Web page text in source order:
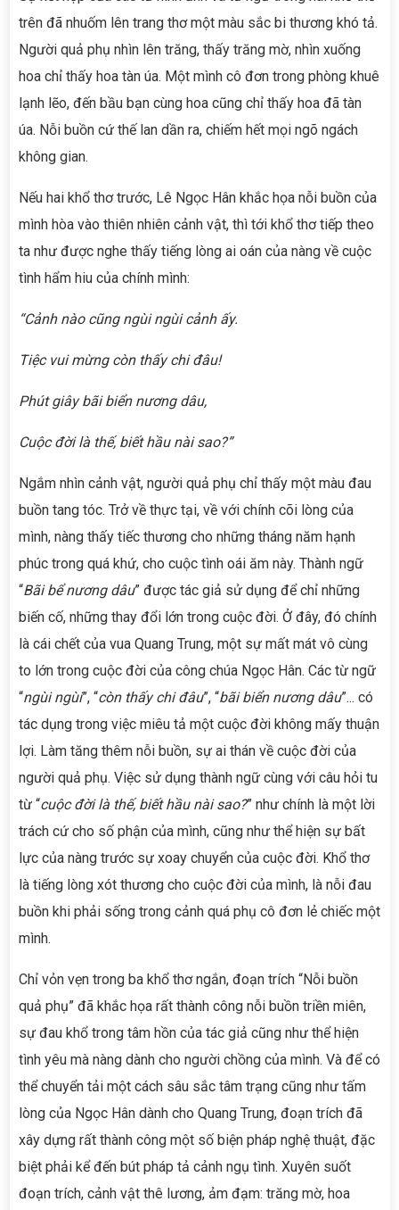
trên đã nhuốm lên trang thơ một màu sắc bi thương khó tả.
Người quả phụ nhìn lên trăng, thấy trăng mờ, nhìn xuống
hoa chỉ thấy hoa tàn úa. Một mình cô đơn trong phòng khuê
lạnh lẽo, đến bầu bạn cùng hoa cũng chỉ thấy hoa đã tàn
úa. Nỗi buồn cứ thế lan dần ra, chiếm hết mọi ngõ ngách
không gian.
Nếu hai khổ thơ trước, Lê Ngọc Hân khắc họa nỗi buồn của
mình hòa vào thiên nhiên cảnh vật, thì tới khổ thơ tiếp theo
ta như được nghe thấy tiếng lòng ai oán của nàng về cuộc
tình hẩm hiu của chính mình:
“Cảnh nào cũng ngùi ngùi cảnh ấy.
Tiệc vui mừng còn thấy chi đâu!
Phút giây bãi biển nương dâu,
Cuộc đời là thế, biết hầu nài sao?”
Ngắm nhìn cảnh vật, người quả phụ chỉ thấy một màu đau
buồn tang tóc. Trở về thực tại, về với chính cõi lòng của
mình, nàng thấy tiếc thương cho những tháng năm hạnh
phúc trong quá khứ, cho cuộc tình oái ăm này. Thành ngữ
“Bãi bể nương dâu” được tác giả sử dụng để chỉ những
biến cố, những thay đổi lớn trong cuộc đời. Ở đây, đó chính
là cái chết của vua Quang Trung, một sự mất mát vô cùng
to lớn trong cuộc đời của công chúa Ngọc Hân. Các từ ngữ
“ngùi ngùi”, “còn thấy chi đâu”, “bãi biển nương dâu”... có
tác dụng trong việc miêu tả một cuộc đời không mấy thuận
lợi. Làm tăng thêm nỗi buồn, sự ai thán về cuộc đời của
người quả phụ. Việc sử dụng thành ngữ cùng với câu hỏi tu
từ “cuộc đời là thế, biết hầu nài sao?” như chính là một lời
trách cứ cho số phận của mình, cũng như thể hiện sự bất
lực của nàng trước sự xoay chuyển của cuộc đời. Khổ thơ
là tiếng lòng xót thương cho cuộc đời của mình, là nỗi đau
buồn khi phải sống trong cảnh quá phụ cô đơn lẻ chiếc một
mình.
Chỉ vỏn vẹn trong ba khổ thơ ngắn, đoạn trích “Nỗi buồn
quả phụ” đã khắc họa rất thành công nỗi buồn triền miên,
sự đau khổ trong tâm hồn của tác giả cũng như thể hiện
tình yêu mà nàng dành cho người chồng của mình. Và để có
thể chuyển tải một cách sâu sắc tâm trạng cũng như tấm
lòng của Ngọc Hân dành cho Quang Trung, đoạn trích đã
xây dựng rất thành công một số biện pháp nghệ thuật, đặc
biệt phải kể đến bút pháp tả cảnh ngụ tình. Xuyên suốt
đoạn trích, cảnh vật thê lương, ảm đạm: trăng mờ, hoa